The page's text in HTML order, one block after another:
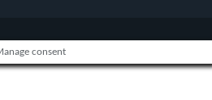
consent